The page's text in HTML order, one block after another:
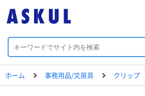
ホーム 事務用品/文房具 クリップ